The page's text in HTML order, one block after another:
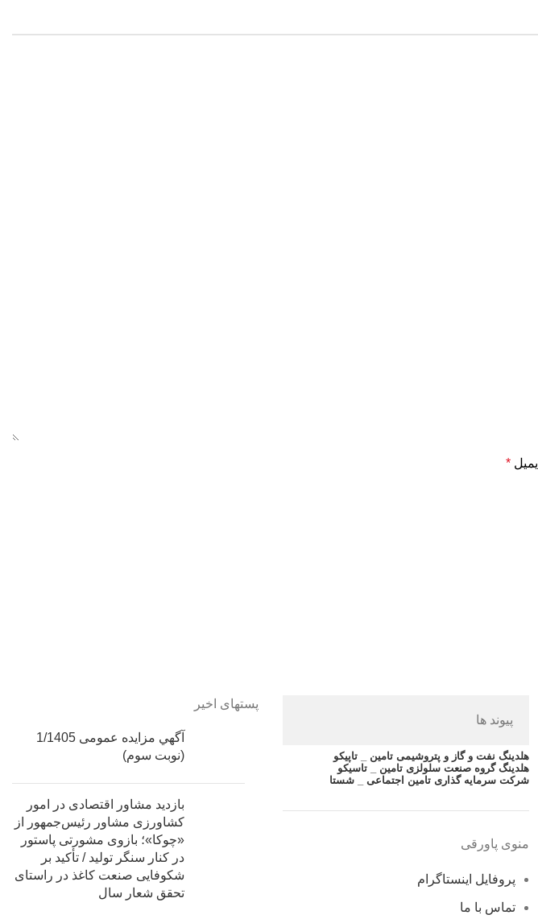
ایمیل *
پیوند ها
هلدینگ نفت و گاز و پتروشیمی تامین _ تاپیکو
هلدینگ گروه صنعت سلولزی تامین _ تاسیکو
شرکت سرمایه گذاری تامین اجتماعی _ شستا
منوی پاورقی
پروفایل اینستاگرام
تماس با ما
پستهای اخیر
آگهي مزایده عمومی 1/1405
(نوبت سوم)
بازدید مشاور اقتصادی در امور
کشاورزی مشاور رئیس‌جمهور از
«چوکا»؛ بازوی مشورتی پاستور
در کنار سنگر تولید / تأکید بر
شکوفایی صنعت کاغذ در راستای
تحقق شعار سال